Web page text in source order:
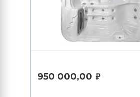
950 000,00 ₽